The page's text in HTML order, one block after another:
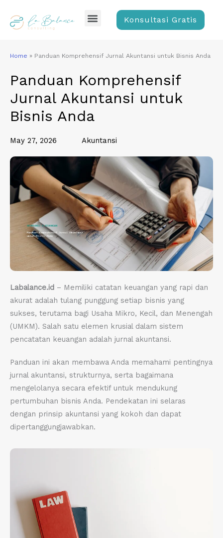
content
Menu Konsultasi Gratis
Home » Panduan Komprehensif Jurnal Akuntansi untuk Bisnis Anda
Panduan Komprehensif
Jurnal Akuntansi untuk
Bisnis Anda
May 27, 2026 Akuntansi
Labalance.id – Memiliki catatan keuangan yang rapi dan
akurat adalah tulang punggung setiap bisnis yang
sukses, terutama bagi Usaha Mikro, Kecil, dan Menengah
(UMKM). Salah satu elemen krusial dalam sistem
pencatatan keuangan adalah jurnal akuntansi.
Panduan ini akan membawa Anda memahami pentingnya
jurnal akuntansi, strukturnya, serta bagaimana
mengelolanya secara efektif untuk mendukung
pertumbuhan bisnis Anda. Pendekatan ini selaras
dengan prinsip akuntansi yang kokoh dan dapat
dipertanggungjawabkan.